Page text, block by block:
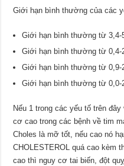
Giới hạn bình thường của các
Giới hạn bình thường từ 3,4-
Giới hạn bình thường từ 0,4-
Giới hạn bình thường từ 0,9-
Giới hạn bình thường từ 0,0-
Nếu 1 trong các yếu tố trên
cơ cao trong các bệnh về tim
Choles là mỡ tốt, nếu cao nó
CHOLESTEROL quá cao kèm
cao thì nguy cơ tai biến, đột